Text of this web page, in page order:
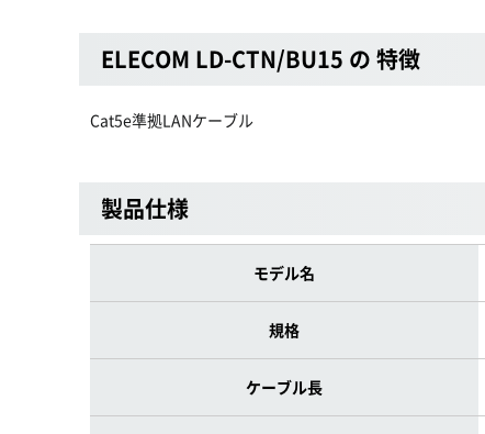
ELECOM LD-CTN/BU15 の 特徴
Cat5e準拠LANケーブル
製品仕様
モデル名
規格
ケーブル長